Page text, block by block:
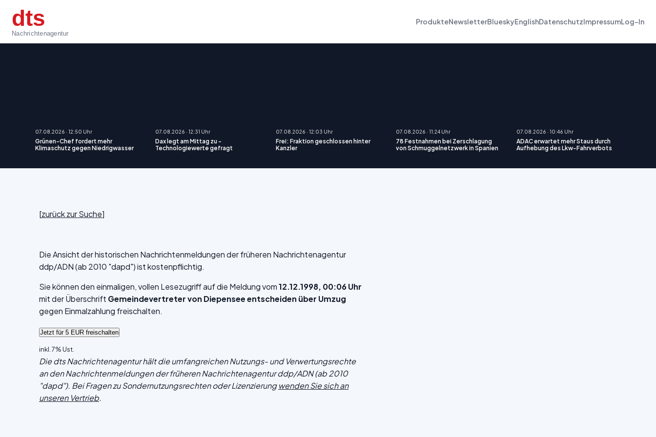
dts
Nachrichtenagentur
ProdukteNewsletterBlueskyEnglishDatenschutzImpressumLog-In
07.08.2026 · 12:50 Uhr
Grünen-Chef fordert mehr
Klimaschutz gegen Niedrigwasser
07.08.2026 · 12:31 Uhr
Dax legt am Mittag zu -
Technologiewerte gefragt
07.08.2026 · 12:03 Uhr
Frei: Fraktion geschlossen hinter
Kanzler
07.08.2026 · 11:24 Uhr
78 Festnahmen bei Zerschlagung
von Schmuggelnetzwerk in Spanien
07.08.2026 · 10:46 Uhr
ADAC erwartet mehr Staus durch
Aufhebung des Lkw-Fahrverbots
[zurück zur Suche]
Die Ansicht der historischen Nachrichtenmeldungen der früheren Nachrichtenagentur
ddp/ADN (ab 2010 "dapd") ist kostenpflichtig.
Sie können den einmaligen, vollen Lesezugriff auf die Meldung vom12.12.1998, 00:06 Uhr
mit der Überschrift Gemeindevertreter von Diepensee entscheiden über Umzug
gegen Einmalzahlung freischalten.
inkl. 7% Ust.
Die dts Nachrichtenagentur hält die umfangreichen Nutzungs- und Verwertungsrechte
an den Nachrichtenmeldungen der früheren Nachrichtenagentur ddp/ADN (ab 2010
"dapd"). Bei Fragen zu Sondernutzungsrechten oder Lizenzierungwenden Sie sich an
unseren Vertrieb.